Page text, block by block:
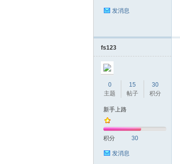
发消息
fs123
0
主题
15
帖子
30
积分
新手上路
积分 30
发消息